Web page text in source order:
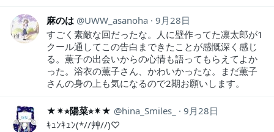
麻のは UWW_asanoha 9月28日
すごく素敵な回だったな。人に壁作ってた凛太郎が1
クール通してこの告白まできたことが感慨深く感じ
る。薫子の出会いからの心情も語ってもらえてよか
った。浴衣の薫子さん、かわいかったな。まだ薫子
さんの身の上も気になるので2期お願いします。
★✴︎⭐︎陽菜⭐︎✴︎★ hina_Smiles_
9月28日
ｷｭﾝｷｭﾝ(*//艸//)♡